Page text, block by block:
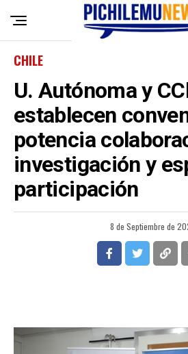
CHILE
U. Autónoma y
establecen
potencia
investigación y
participación
8 de Septiembre de